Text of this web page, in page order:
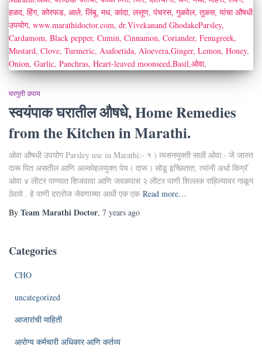
घरगुती उपाय
स्वयंपाक घरातील औषधे, Home Remedies
from the Kitchen in Marathi.
ओवा औषधी उपयोग Parsley use in Marathi:- १ ) व्यसनमुक्ती साठी ओवा:- जे जास्त
दारू पित असतील आणि अल्कोहलयुक्त पेय ( दारू ) सोडू इच्छितात, त्यांनी अर्धा किग्रॅ
ओवा ४ लीटर पाण्यात शिजवावा आणि जवळपास २ लीटर पाणी शिल्लक राहिल्यावर गाळून
ठेवावे . हे पाणी दरारोज जेवणाच्या आधी एक एक Read more…
By Team Marathi Doctor, 7 years ago
Categories
CHO
uncategorized
आजारांची माहिती
आरोग्य कर्मचारी अधिकार आणि कर्तव्य